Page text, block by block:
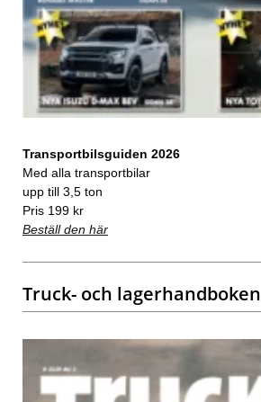
Transportbilsguiden 2026
Med alla transportbilar
upp till 3,5 ton
Pris 199 kr
Beställ den här
Truck- och lagerhandboken